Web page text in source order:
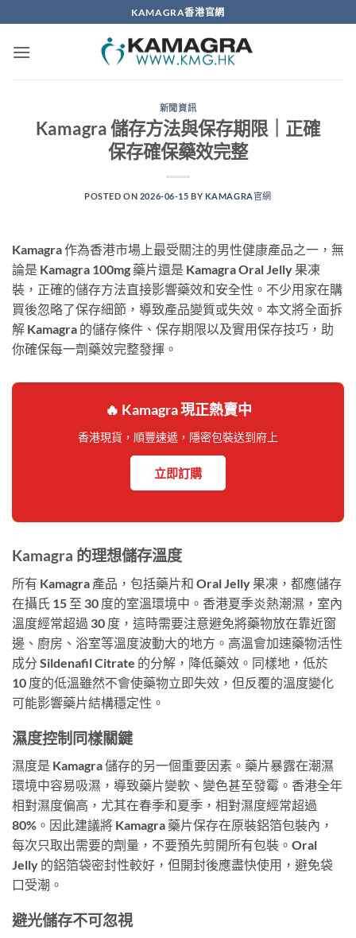
to
content
KAMAGRA香港官網
新聞資訊
Kamagra 儲存方法與保存期限｜正確
保存確保藥效完整
POSTED ON 2026-06-15 BY KAMAGRA官網
Kamagra 作為香港市場上最受關注的男性健康產品之一，無
論是 Kamagra 100mg 藥片還是 Kamagra Oral Jelly 果凍
裝，正確的儲存方法直接影響藥效和安全性。不少用家在購
買後忽略了保存細節，導致產品變質或失效。本文將全面拆
解 Kamagra 的儲存條件、保存期限以及實用保存技巧，助
你確保每一劑藥效完整發揮。
🔥 Kamagra 現正熱賣中
香港現貨，順豐速遞，隱密包裝送到府上
立即訂購
Kamagra 的理想儲存溫度
所有 Kamagra 產品，包括藥片和 Oral Jelly 果凍，都應儲存
在攝氏 15 至 30 度的室溫環境中。香港夏季炎熱潮濕，室內
溫度經常超過 30 度，這時需要注意避免將藥物放在靠近窗
邊、廚房、浴室等溫度波動大的地方。高溫會加速藥物活性
成分 Sildenafil Citrate 的分解，降低藥效。同樣地，低於
10 度的低溫雖然不會使藥物立即失效，但反覆的溫度變化
可能影響藥片結構穩定性。
濕度控制同樣關鍵
濕度是 Kamagra 儲存的另一個重要因素。藥片暴露在潮濕
環境中容易吸濕，導致藥片變軟、變色甚至發霉。香港全年
相對濕度偏高，尤其在春季和夏季，相對濕度經常超過
80%。因此建議將 Kamagra 藥片保存在原裝鋁箔包裝內，
每次只取出需要的劑量，不要預先剪開所有包裝。Oral
Jelly 的鋁箔袋密封性較好，但開封後應盡快使用，避免袋
口受潮。
避光儲存不可忽視